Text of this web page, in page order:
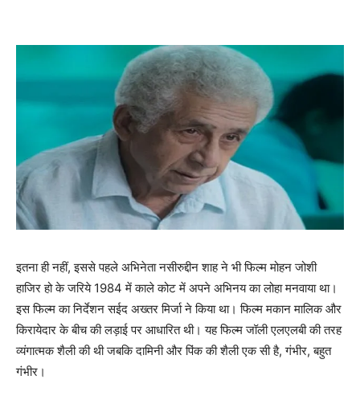
इतना ही नहीं, इससे पहले अभिनेता नसीरुद्दीन शाह ने भी फिल्‍म मोहन जोशी
हाजिर हो के जरिये 1984 में काले कोट में अपने अभिनय का लोहा मनवाया था।
इस फिल्‍म का निर्देशन सईद अख्‍तर मिर्जा ने किया था। फिल्‍म मकान मालिक और
किरायेदार के बीच की लड़ाई पर आधारित थी। यह फिल्‍म जॉली एलएलबी की तरह
व्‍यंगात्‍मक शैली की थी जबकि दामिनी और पिंक की शैली एक सी है, गंभीर, बहुत
गंभीर।